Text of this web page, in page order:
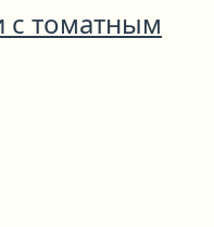
с томатным